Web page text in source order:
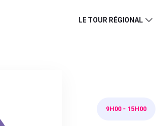
LE TOUR RÉGIONAL
9H00 - 15H00